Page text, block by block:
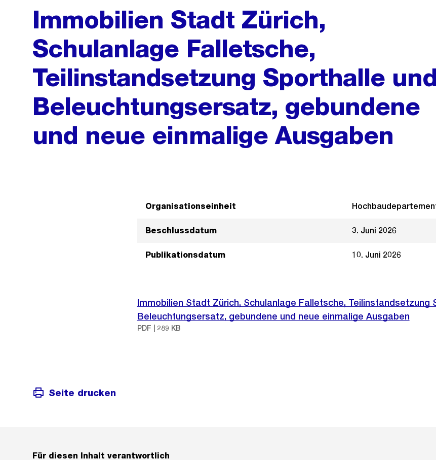
Immobilien Stadt Zürich,
Schulanlage Falletsche,
Teilinstandsetzung Sporthalle und
Beleuchtungsersatz, gebundene
und neue einmalige Ausgaben
Organisationseinheit
Beschlussdatum 3. Juni 2026
Publikationsdatum 10. Juni 2026
Immobilien Stadt Zürich, Schulanlage Falletsche, Teilinstandsetzung
Beleuchtungsersatz, gebundene und neue einmalige Ausgaben
PDF | 289 KB
Seite drucken
Für diesen Inhalt verantwortlich